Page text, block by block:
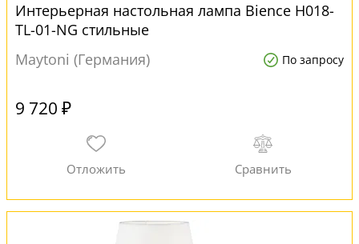
Интерьерная настольная лампа Bience H018-
TL-01-NG стильные
Maytoni (Германия)
По запросу
9 720 ₽